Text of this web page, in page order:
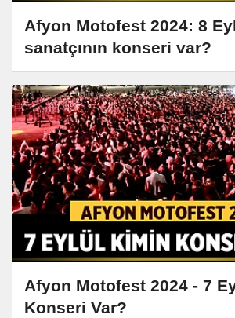
Afyon Motofest 2024: 8
sanatçının konseri var?
Afyon Motofest 2024 - 7
Konseri Var?